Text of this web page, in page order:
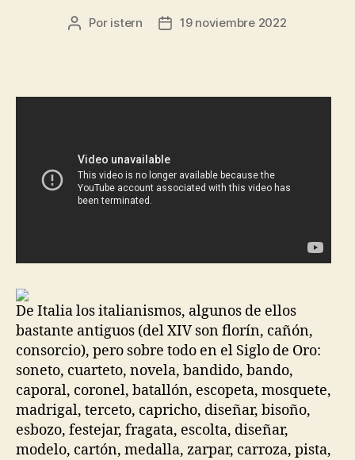
Autor
Por istern
Fecha19 noviembre 2022
De Italia los italianismos, algunos de ellos
bastante antiguos (del XIV son florín, cañón,
consorcio), pero sobre todo en el Siglo de Oro:
soneto, cuarteto, novela, bandido, bando,
caporal, coronel, batallón, escopeta, mosquete,
madrigal, terceto, capricho, diseñar, bisoño,
esbozo, festejar, fragata, escolta, diseñar,
modelo, cartón, medalla, zarpar, carroza, pista,